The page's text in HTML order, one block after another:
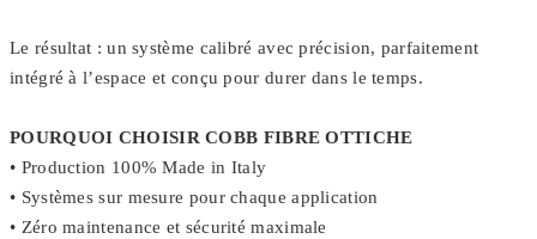
Le résultat : un système calibré avec précision, parfaitement
intégré à l’espace et conçu pour durer dans le temps.
POURQUOI CHOISIR COBB FIBRE OTTICHE
• Production 100% Made in Italy
• Systèmes sur mesure pour chaque application
• Zéro maintenance et sécurité maximale